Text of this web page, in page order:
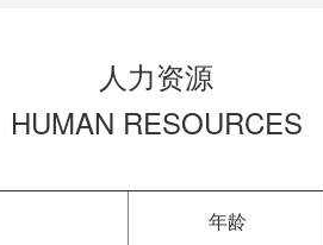
人力资源
HUMAN RESOURCES
年龄